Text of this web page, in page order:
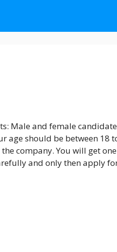
Male and female
age should be between
company. You will get
and only then apply